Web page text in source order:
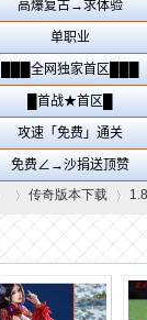
›
传奇版本下载